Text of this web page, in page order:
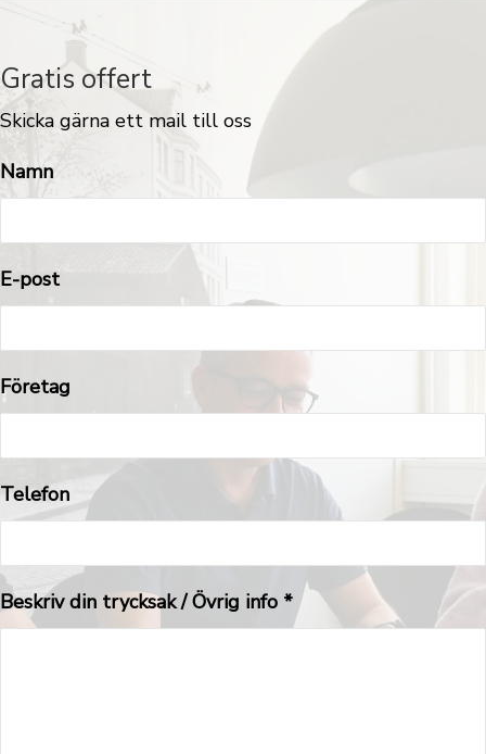
Gratis offert
Skicka gärna ett mail till oss
Namn
E-post
Företag
Telefon
Beskriv din trycksak / Övrig info *